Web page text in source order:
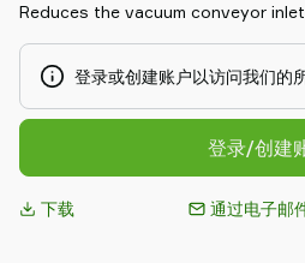
Reduces the vacuum conveyor
登录或创建账户以访问我们的
登录/创建
下载 通过电子邮
支
持
找
合